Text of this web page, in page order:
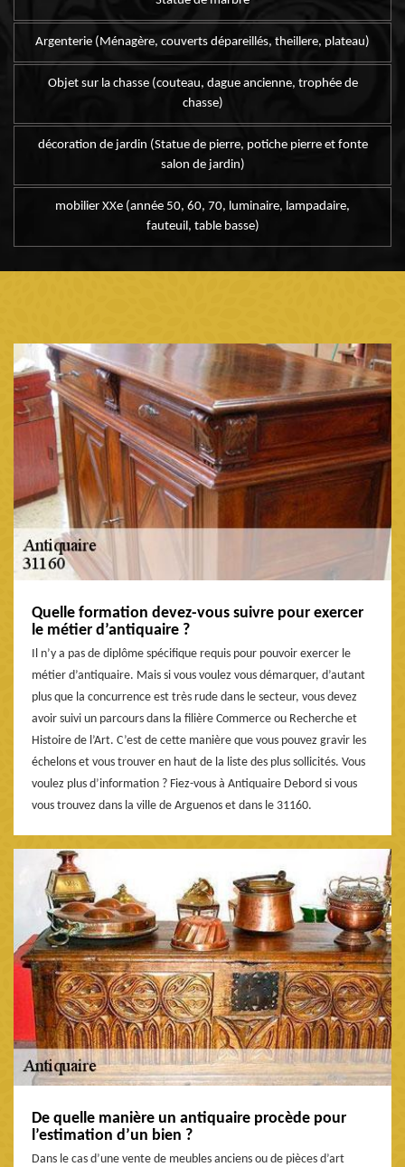
Argenterie (Ménagère, couverts dépareillés, theillere, plateau)
Objet sur la chasse (couteau, dague ancienne, trophée de
chasse)
décoration de jardin (Statue de pierre, potiche pierre et fonte
salon de jardin)
mobilier XXe (année 50, 60, 70, luminaire, lampadaire,
fauteuil, table basse)
Quelle formation devez-vous suivre pour exercer
le métier d’antiquaire ?
Il n’y a pas de diplôme spécifique requis pour pouvoir exercer le
métier d’antiquaire. Mais si vous voulez vous démarquer, d’autant
plus que la concurrence est très rude dans le secteur, vous devez
avoir suivi un parcours dans la filière Commerce ou Recherche et
Histoire de l’Art. C’est de cette manière que vous pouvez gravir les
échelons et vous trouver en haut de la liste des plus sollicités. Vous
voulez plus d’information ? Fiez-vous à Antiquaire Debord si vous
vous trouvez dans la ville de Arguenos et dans le 31160.
De quelle manière un antiquaire procède pour
l’estimation d’un bien ?
Dans le cas d’une vente de meubles anciens ou de pièces d’art